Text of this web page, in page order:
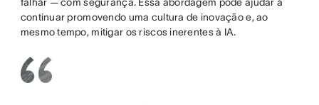
falhar — com segurança. Essa abordagem pode ajudar a
continuar promovendo uma cultura de inovação e, ao
mesmo tempo, mitigar os riscos inerentes à IA.